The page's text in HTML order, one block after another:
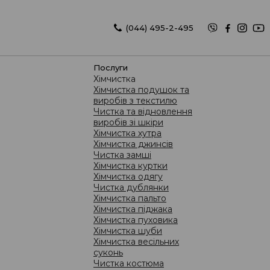
(044) 495-2-495
(067) 626-2-495
послуги
Хімчистка
Хімчистка подушок та
виробів з текстилю
Чистка та відновлення
виробів зі шкіри
Хімчистка хутра
Хімчистка джинсів
Чистка замші
Хімчистка куртки
Хімчистка одягу
Чистка дублянки
Хімчистка пальто
Хімчистка піджака
Хімчистка пуховика
Хімчистка шуби
Хімчистка весільних
суконь
Чистка костюма
Юлдашевой